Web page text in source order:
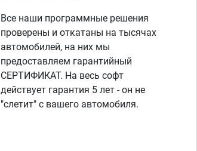
Все наши программные решения
проверены и откатаны на тысячах
автомобилей, на них мы
предоставляем гарантийный
СЕРТИФИКАТ. На весь софт
действует гарантия 5 лет - он не
"слетит" с вашего автомобиля.